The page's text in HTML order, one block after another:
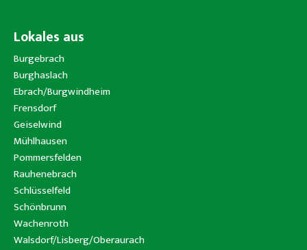
Lokales aus
Burgebrach
Burghaslach
Ebrach/Burgwindheim
Frensdorf
Geiselwind
Mühlhausen
Pommersfelden
Rauhenebrach
Schlüsselfeld
Schönbrunn
Wachenroth
Walsdorf/Lisberg/Oberaurach